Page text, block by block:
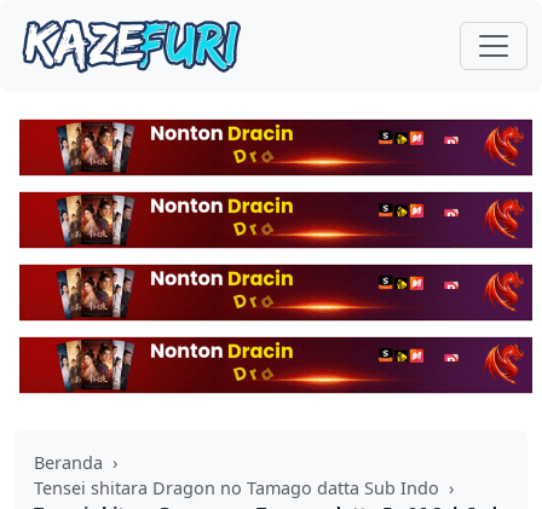
Beranda ›
Tensei shitara Dragon no Tamago datta Sub Indo ›